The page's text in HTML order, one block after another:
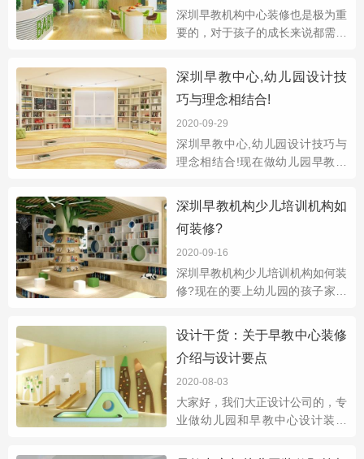
​深圳早教机构中心装修也是极为重
要的，对于孩子的成长来说都需要
例外，需要有一个良好的稳定的环
境和优质的教育资源的照顾,才能
让孩子健
深圳早教中心,幼儿园设计技
巧与理念相结合!
2020-09-29
深圳早教中心,幼儿园设计技巧与
理念相结合!现在做幼儿园早教中
场好，家长父母重视对子女的教育
问题，所以在选择幼儿园，早教中
心上都是比较
深圳早教机构少儿培训机构如
何装修?
2020-09-16
深圳早教机构少儿培训机构如何装
修?现在的要上幼儿园的孩子家长
育都是从2-3岁就开始了，说明如
今的幼儿教育越来越受到父母的看
重，导致越来越多
设计干货：关于早教中心装修
介绍与设计要点
2020-08-03
大家好，我们大正设计公司的，专
业做幼儿园和早教中心设计装修
修设计 的一些注意事项和要点，